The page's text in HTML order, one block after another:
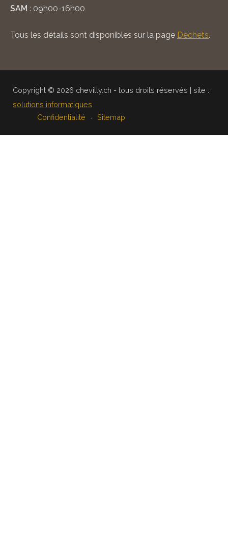
SAM : 09h00-16h00
Tous les détails sont disponibles sur la page Déchets.
Copyright © 2026 chevilly.ch - tous droits réservés | site :
solutions informatiques
Confidentialité
Sitemap